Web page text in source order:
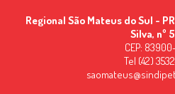
Regional São Mateus do Sul -
Silva, nº
CEP:
Tel (42)